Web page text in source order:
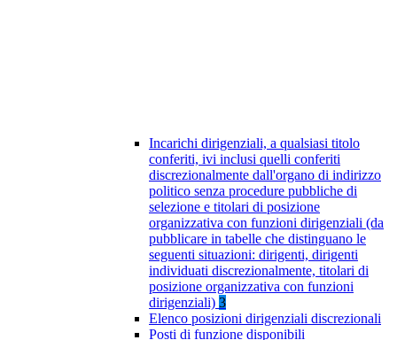
Incarichi dirigenziali, a qualsiasi titolo
conferiti, ivi inclusi quelli conferiti
discrezionalmente dall'organo di indirizzo
politico senza procedure pubbliche di
selezione e titolari di posizione
organizzativa con funzioni dirigenziali (da
pubblicare in tabelle che distinguano le
seguenti situazioni: dirigenti, dirigenti
individuati discrezionalmente, titolari di
posizione organizzativa con funzioni
dirigenziali) 3
Elenco posizioni dirigenziali discrezionali
Posti di funzione disponibili